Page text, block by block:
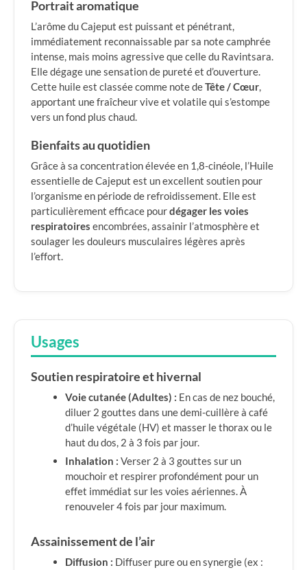
Portrait aromatique
L’arôme du Cajeput est puissant et pénétrant,
immédiatement reconnaissable par sa note camphrée
intense, mais moins agressive que celle du Ravintsara.
Elle dégage une sensation de pureté et d’ouverture.
Cette huile est classée comme note deTête / Cœur,
apportant une fraîcheur vive et volatile qui s’estompe
vers un fond plus chaud.
Bienfaits au quotidien
Grâce à sa concentration élevée en 1,8-cinéole, l’Huile
essentielle de Cajeput est un excellent soutien pour
l’organisme en période de refroidissement. Elle est
particulièrement efficace pourdégager les voies
respiratoires encombrées, assainir l’atmosphère et
soulager les douleurs musculaires légères après
l’effort.
Usages
Soutien respiratoire et hivernal
Voie cutanée (Adultes) : En cas de nez bouché,
diluer 2 gouttes dans une demi-cuillère à café
d’huile végétale (HV) et masser le thorax ou le
haut du dos, 2 à 3 fois par jour.
Inhalation : Verser 2 à 3 gouttes sur un
mouchoir et respirer profondément pour un
effet immédiat sur les voies aériennes. À
renouveler 4 fois par jour maximum.
Assainissement de l’air
Diffusion : Diffuser pure ou en synergie (ex :